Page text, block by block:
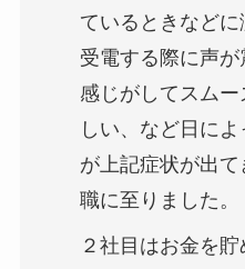
ているときなどに
受電する際に声
感じがしてスム
しい、など日に
が上記症状が出
職に至りました。
２社目はお金を